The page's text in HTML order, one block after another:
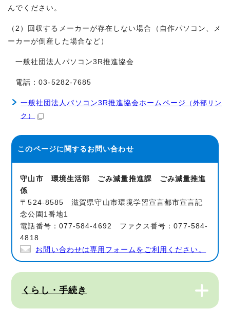
んでください。
（2）回収するメーカーが存在しない場合（自作パソコン、メ
ーカーが倒産した場合など）
一般社団法人パソコン3R推進協会
電話：03-5282-7685
一般社団法人パソコン3R推進協会ホームページ
（外部リン
ク）
このページに関するお問い合わせ
守山市 環境生活部 ごみ減量推進課 ごみ減量推進
係
〒524-8585 滋賀県守山市環境学習宣言都市宣言記
念公園1番地1
電話番号：077-584-4692 ファクス番号：077-584-
4818
お問い合わせは専用フォームをご利用ください。
くらし・手続き